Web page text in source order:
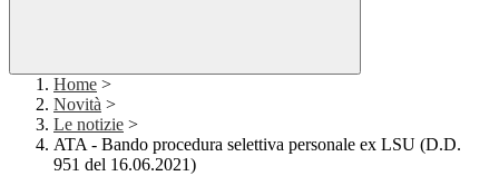
Home >
Novità >
Le notizie >
ATA - Bando procedura selettiva personale ex LSU (D.D.
951 del 16.06.2021)